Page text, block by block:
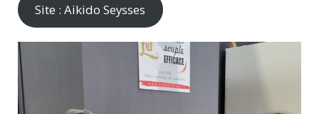
Site : Aikido Seysses